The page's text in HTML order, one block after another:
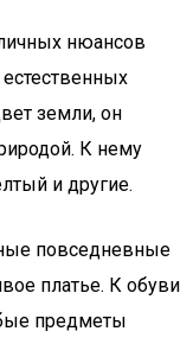
нюансов
земли, он
К нему
и другие.
повседневные
платье. К обуви
предметы